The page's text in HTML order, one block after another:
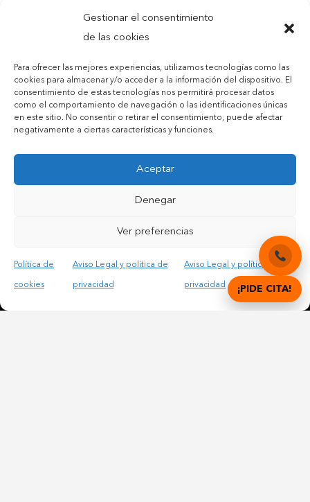
Gestionar el consentimiento
de las cookies
Para ofrecer las mejores experiencias, utilizamos tecnologías como las
cookies para almacenar y/o acceder a la información del dispositivo. El
consentimiento de estas tecnologías nos permitirá procesar datos
como el comportamiento de navegación o las identificaciones únicas
en este sitio. No consentir o retirar el consentimiento, puede afectar
negativamente a ciertas características y funciones.
Aceptar
Denegar
Ver preferencias
Política de
cookies
Aviso Legal y política de
privacidad
Aviso Legal y política de
privacidad ¡PIDE CITA!